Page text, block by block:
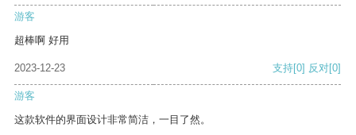
游客
超棒啊 好用
2023-12-23 支持[0] 反对[0]
游客
这款软件的界面设计非常简洁，一目了然。